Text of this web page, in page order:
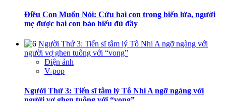
Điều Con Muốn Nói: Cứu hai con trong biển lửa, người
mẹ được hai con báo hiếu đủ đầy
Người Thứ 3: Tiến sĩ tâm lý Tô Nhi A ngỡ ngàng với
người vợ ghen tuông với “vong”
Điện ảnh
V-pop
Người Thứ 3: Tiến sĩ tâm lý Tô Nhi A ngỡ ngàng với